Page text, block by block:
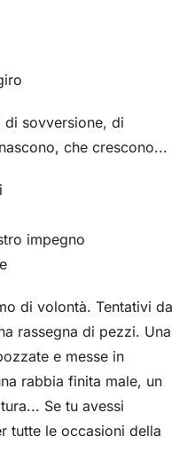
di sovversione, di
che crescono...
impegno
di volontà. Tentativi da
rassegna di pezzi. Una
e messe in
rabbia finita male, un
Se tu avessi
tutte le occasioni della